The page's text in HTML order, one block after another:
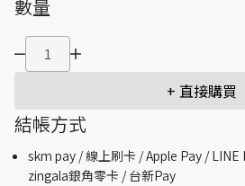
數量
+ 直接購買
結帳方式
skm pay /線上刷卡 / Apple Pay /LINE
zingala銀角零卡 /台新Pay